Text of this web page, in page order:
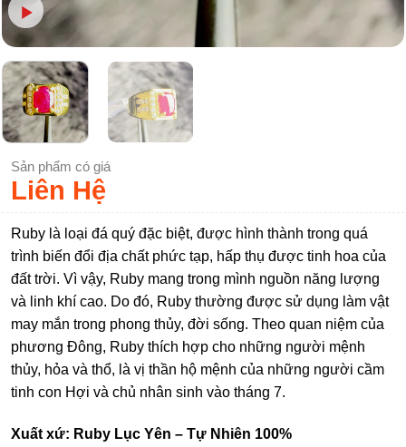
Sản phẩm có giá
Liên Hệ
Ruby là loại đá quý đặc biệt, được hình thành trong quá
trình biến đổi địa chất phức tạp, hấp thụ được tinh hoa của
đất trời. Vì vậy, Ruby mang trong mình nguồn năng lượng
và linh khí cao. Do đó, Ruby thường được sử dụng làm vật
may mắn trong phong thủy, đời sống. Theo quan niệm của
phương Đông, Ruby thích hợp cho những người mệnh
thủy, hỏa và thổ, là vị thần hộ mệnh của những người cầm
tinh con Hợi và chủ nhân sinh vào tháng 7.
Xuất xứ: Ruby Lục Yên – Tự Nhiên 100%